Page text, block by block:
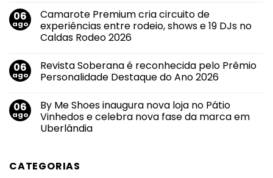
primeiro
imóvel
e
impulsiona
mudanças
imobiliário
em
Callink
conquista
certificações
suas
práticas
de
informação
e
privacidade
de
dados
06
ago
Camarote Premium cria circuito de
experiências entre rodeio, shows e 19 DJs no
Caldas Rodeo 2026
em
Camarote
Premium
de
experiências
entre
rodeio,
no
06
ago
Revista Soberana é reconhecida pelo Prêmio
Personalidade Destaque do Ano 2026
em
Revista
Soberana
é
Destaque
06
ago
By Me Shoes inaugura nova loja no Pátio
Vinhedos e celebra nova fase da marca em
Uberlândia
By
Me
CATEGORIAS